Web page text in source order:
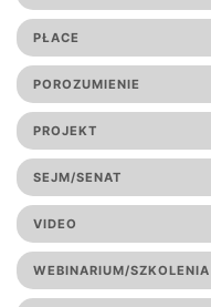
PŁACE
POROZUMIENIE
PROJEKT
SEJM/SENAT
VIDEO
WEBINARIUM/SZKOLENIA